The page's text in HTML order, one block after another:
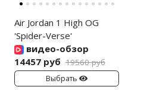
Air Jordan 1 High OG
'Spider-Verse'
видео-обзор
14457 руб 19560 руб
Выбрать